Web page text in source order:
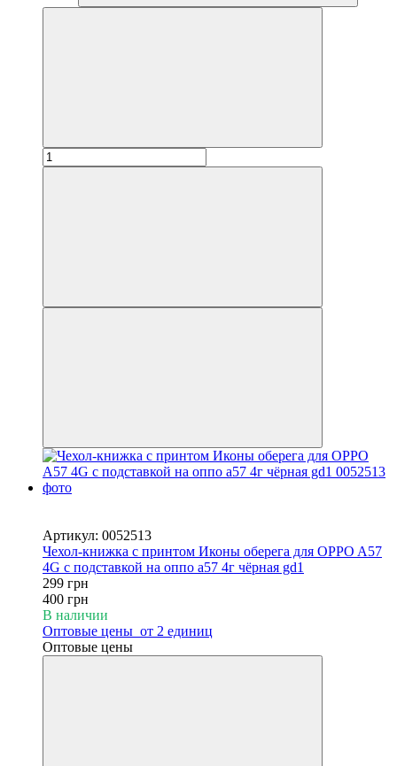
Артикул: 0052513
Чехол-книжка с принтом Иконы оберега для OPPO A57
4G с подставкой на оппо а57 4г чёрная gd1
299 грн
400 грн
В наличии
Оптовые цены от 2 единиц
Оптовые цены